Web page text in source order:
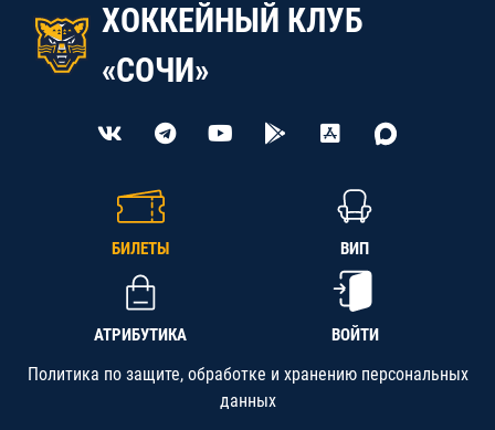
ХОККЕЙНЫЙ КЛУБ
«СОЧИ»
БИЛЕТЫ ВИП
АТРИБУТИКА ВОЙТИ
Политика по защите, обработке и хранению персональных
данных